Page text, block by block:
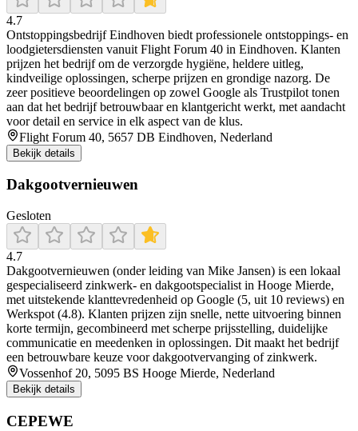
4.7
Ontstoppingsbedrijf Eindhoven biedt professionele ontstoppings- en
loodgietersdiensten vanuit Flight Forum 40 in Eindhoven. Klanten
prijzen het bedrijf om de verzorgde hygiëne, heldere uitleg,
kindveilige oplossingen, scherpe prijzen en grondige nazorg. De
zeer positieve beoordelingen op zowel Google als Trustpilot tonen
aan dat het bedrijf betrouwbaar en klantgericht werkt, met aandacht
voor detail en service in elk aspect van de klus.
Flight Forum 40, 5657 DB Eindhoven, Nederland
Bekijk details
Dakgootvernieuwen
Gesloten
4.7
Dakgootvernieuwen (onder leiding van Mike Jansen) is een lokaal
gespecialiseerd zinkwerk- en dakgootspecialist in Hooge Mierde,
met uitstekende klanttevredenheid op Google (5, uit 10 reviews) en
Werkspot (4.8). Klanten prijzen zijn snelle, nette uitvoering binnen
korte termijn, gecombineerd met scherpe prijsstelling, duidelijke
communicatie en meedenken in oplossingen. Dit maakt het bedrijf
een betrouwbare keuze voor dakgootvervanging of zinkwerk.
Vossenhof 20, 5095 BS Hooge Mierde, Nederland
Bekijk details
CEPEWE